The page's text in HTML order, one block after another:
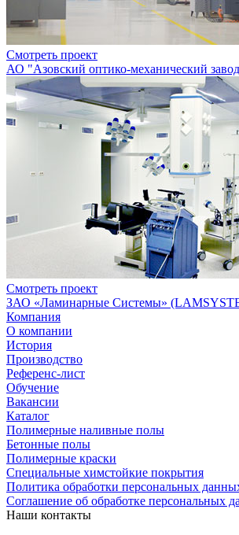
Смотреть проект
АО "Азовский оптико-механический
Смотреть проект
ЗАО «Ламинарные Системы»
Компания
О компании
История
Производство
Референс-лист
Обучение
Вакансии
Каталог
Полимерные наливные полы
Бетонные полы
Полимерные краски
Специальные химстойкие покрытия
Политика обработки персональных
Cоглашение об обработке персональных
Наши контакты